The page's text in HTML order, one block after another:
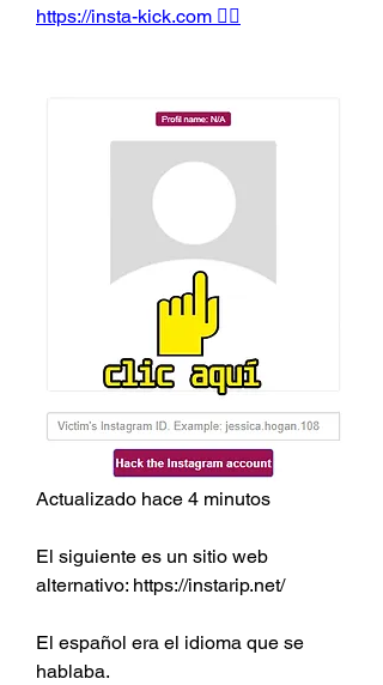
https://insta-kick.com 👈🏻
Actualizado hace 4 minutos
El siguiente es un sitio web
alternativo: https://instarip.net/
El español era el idioma que se
hablaba.